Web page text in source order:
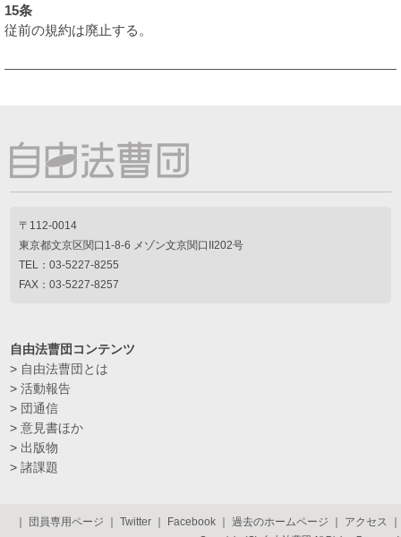
15条
従前の規約は廃止する。
〒112-0014
東京都文京区関口1-8-6 メゾン文京関口II202号
TEL：03-5227-8255
FAX：03-5227-8257
自由法曹団コンテンツ
> 自由法曹団とは
>活動報告
> 団通信
>意見書ほか
> 出版物
>諸課題
｜ 団員専用ページ ｜ Twitter ｜ Facebook ｜ 過去のホームページ ｜ アクセス ｜